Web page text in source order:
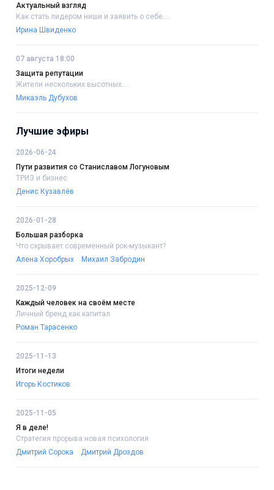
Актуальный взгляд
Как стать лидером ниши и заявить о себе....
Ирина Швиденко
07 августа 18:00
Защита репутации
Жители нескольких высотных....
Микаэль Дубухов
Лучшие эфиры
2026-06-24
Пути развития со Станиславом Логуновым
ТРИЗ и бизнес
Денис Кузавлёв
2026-01-28
Большая разборка
Что скрывает современный рок-музыкант?
Алена Хоробрых
Михаил Забродин
2025-12-09
Каждый человек на своём месте
Личный бренд как капитал
Роман Тарасенко
2025-11-13
Итоги недели
Игорь Костиков
2025-11-05
Я в деле!
Стратегия прорыва:новая психология
Дмитрий Сорока
Дмитрий Дроздов